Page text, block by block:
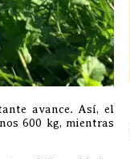
avance. Así, el
600 kg, mientras